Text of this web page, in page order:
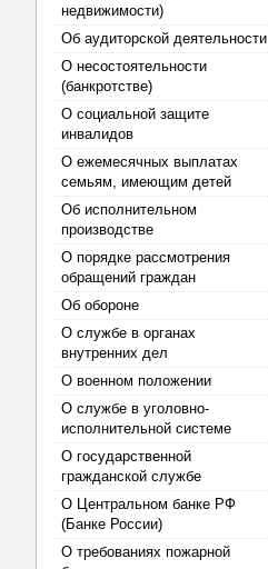
недвижимости)
Об аудиторской деятельности
О несостоятельности
(банкротстве)
О социальной защите
инвалидов
О ежемесячных выплатах
семьям, имеющим детей
Об исполнительном
производстве
О порядке рассмотрения
обращений граждан
Об обороне
О службе в органах
внутренних дел
О военном положении
О службе в уголовно-
исполнительной системе
О государственной
гражданской службе
О Центральном банке РФ
(Банке России)
О требованиях пожарной